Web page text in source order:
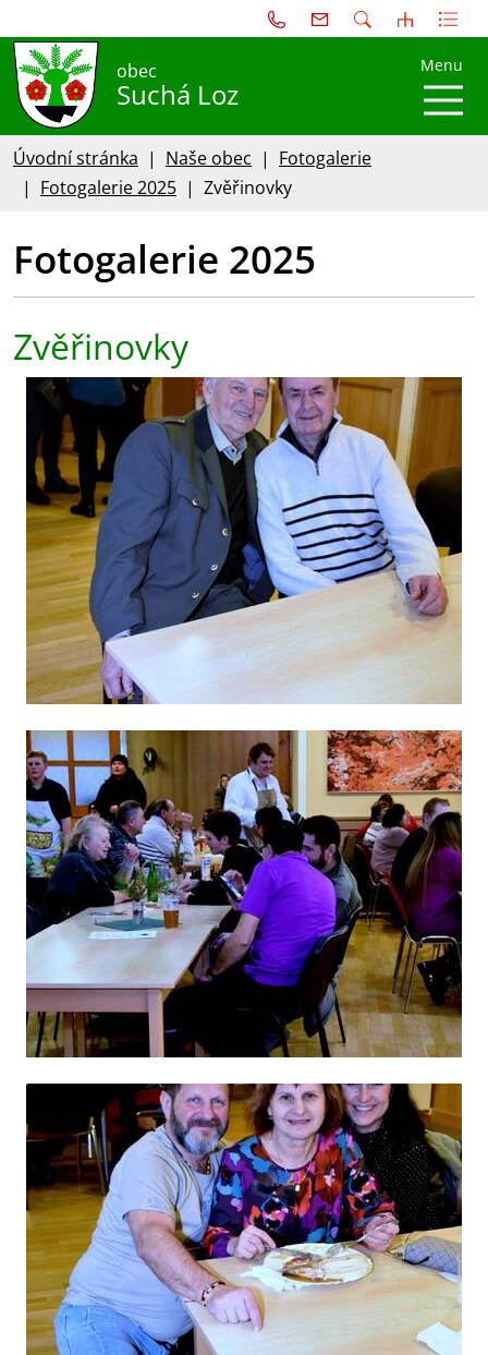
obec
Suchá Loz
Menu
Úvodní stránka Naše obec
Fotogalerie
Fotogalerie 2025
Zvěřinovky
Fotogalerie 2025
Zvěřinovky